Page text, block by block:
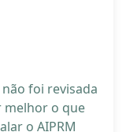
foi revisada
melhor o que
o AIPRM